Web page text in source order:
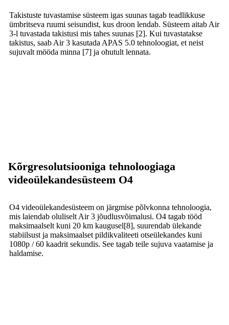
Takistuste tuvastamise süsteem igas suunas tagab teadlikkuse
ümbritseva ruumi seisundist, kus droon lendab. Süsteem aitab Air
3-l tuvastada takistusi mis tahes suunas [2]. Kui tuvastatakse
takistus, saab Air 3 kasutada APAS 5.0 tehnoloogiat, et neist
sujuvalt mööda minna [7] ja ohutult lennata.
Kõrgresolutsiooniga tehnoloogiaga
videoülekandesüsteem O4
O4 videoülekandesüsteem on järgmise põlvkonna tehnoloogia,
mis laiendab oluliselt Air 3 jõudlusvõimalusi. O4 tagab tööd
maksimaalselt kuni 20 km kaugusel[8], suurendab ülekande
stabiilsust ja maksimaalset pildikvaliteeti otseülekandes kuni
1080p / 60 kaadrit sekundis. See tagab teile sujuva vaatamise ja
haldamise.